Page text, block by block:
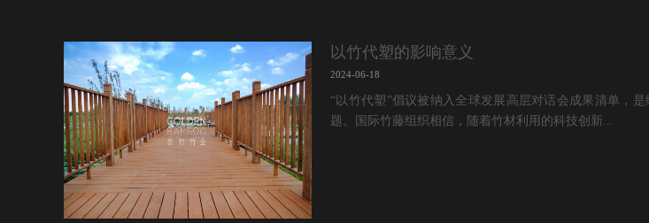
以竹代塑的影响意义
2024-06-18
“以竹代塑”倡议被纳入全球发展高层对话会成果清单，
题。国际竹藤组织相信，随着竹材利用的科技创新...